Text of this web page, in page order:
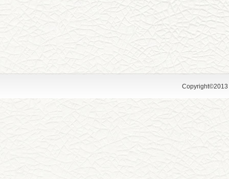
Copyright©2013